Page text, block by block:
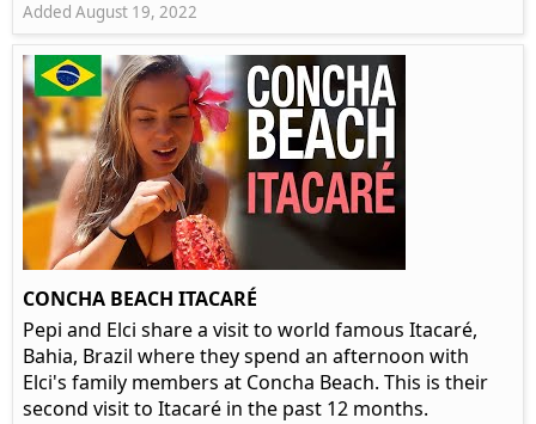
Added August 19, 2022
CONCHA BEACH ITACARÉ
Pepi and Elci share a visit to world famous Itacaré,
Bahia, Brazil where they spend an afternoon with
Elci's family members at Concha Beach. This is their
second visit to Itacaré in the past 12 months.